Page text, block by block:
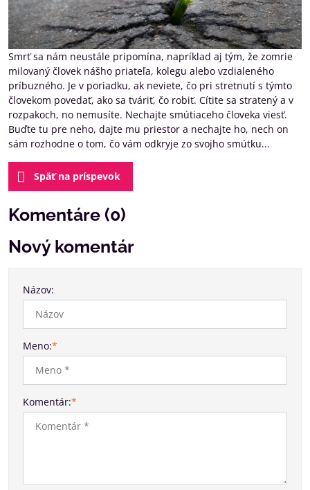
Smrť sa nám neustále pripomína, napríklad aj tým, že zomrie
milovaný človek nášho priateľa, kolegu alebo vzdialeného
príbuzného. Je v poriadku, ak neviete, čo pri stretnutí s týmto
človekom povedať, ako sa tváriť, čo robiť. Cítite sa stratený a v
rozpakoch, no nemusíte. Nechajte smútiaceho človeka viesť.
Buďte tu pre neho, dajte mu priestor a nechajte ho, nech on
sám rozhodne o tom, čo vám odkryje zo svojho smútku...
Späť na príspevok
Komentáre (0)
Nový komentár
Názov:
Meno:*
Komentár:*